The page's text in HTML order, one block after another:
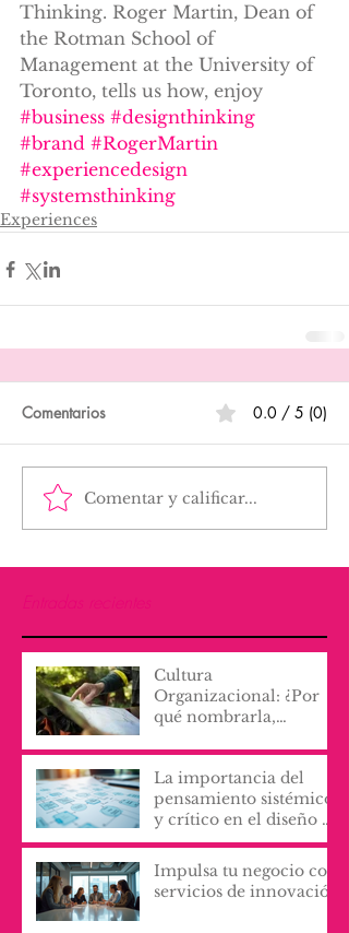
Thinking. Roger Martin, Dean of
the Rotman School of
Management at the University of
Toronto, tells us how, enjoy
#business #designthinking
#brand #RogerMartin
#experiencedesign
#systemsthinking
Experiences
Comentarios 0.0 / 5 (0)
Comentar y calificar...
Cultura
Organizacional: ¿Por
qué nombrarla,
cambia todo?
La importancia del
pensamiento sistémico
y crítico en el diseño de
procesos y servicios
organizacionales
Impulsa tu negocio con
servicios de innovación